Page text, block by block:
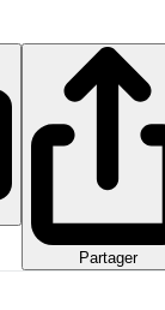
Partager